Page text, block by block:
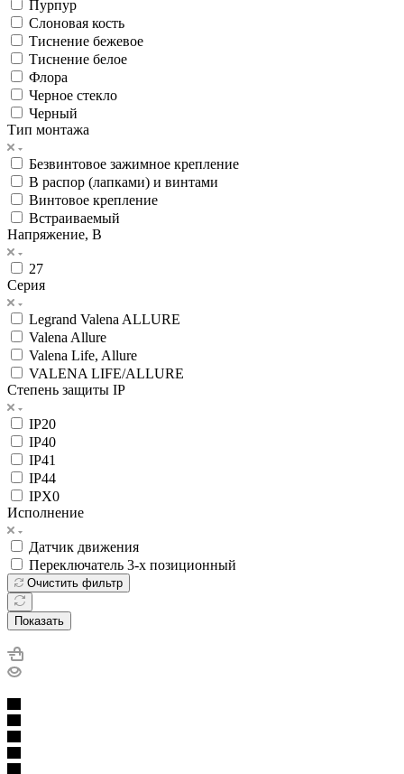
Пурпур
Слоновая кость
Тиснение бежевое
Тиснение белое
Флора
Черное стекло
Черный
Тип монтажа
Безвинтовое зажимное крепление
В распор (лапками) и винтами
Винтовое крепление
Встраиваемый
Напряжение, В
27
Серия
Legrand Valena ALLURE
Valena Allure
Valena Life, Allure
VALENA LIFE/ALLURE
Степень защиты IP
IP20
IP40
IP41
IP44
IPX0
Исполнение
Датчик движения
Переключатель 3-х позиционный
Очистить фильтр
Показать